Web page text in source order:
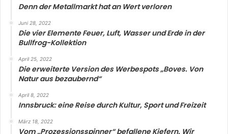
Denn der Metallmarkt hat an Wert verloren
Juni 28, 2022
Die vier Elemente Feuer, Luft, Wasser und Erde in der
Bullfrog-Kollektion
April 25, 2022
Die erweiterte Version des Werbespots „Boves. Von
Natur aus bezaubernd“
April 8, 2022
Innsbruck: eine Reise durch Kultur, Sport und Freizeit
März 18, 2022
Vom „Prozessionsspinner“ befallene Kiefern. Wir